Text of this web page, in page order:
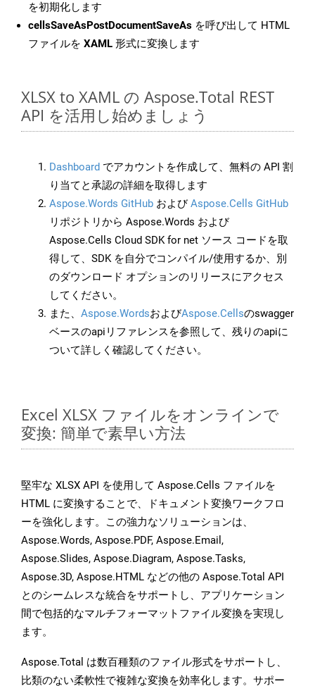
を初期化します
cellsSaveAsPostDocumentSaveAs を呼び出して HTML
ファイルを XAML 形式に変換します
XLSX to XAML の Aspose.Total REST
API を活用し始めましょう
Dashboard でアカウントを作成して、無料の API 割
り当てと承認の詳細を取得します
Aspose.Words GitHub およびAspose.Cells GitHub
リポジトリから Aspose.Words および
Aspose.Cells Cloud SDK for net ソース コードを取
得して、SDK を自分でコンパイル/使用するか、別
のダウンロード オプションのリリースにアクセス
してください。
また、 Aspose.WordsおよびAspose.Cellsのswagger
ベースのapiリファレンスを参照して、残りのapiに
ついて詳しく確認してください。
Excel XLSX ファイルをオンラインで
変換: 簡単で素早い方法
堅牢な XLSX API を使用して Aspose.Cells ファイルを
HTML に変換することで、ドキュメント変換ワークフロ
ーを強化します。この強力なソリューションは、
Aspose.Words, Aspose.PDF, Aspose.Email,
Aspose.Slides, Aspose.Diagram, Aspose.Tasks,
Aspose.3D, Aspose.HTML などの他の Aspose.Total API
とのシームレスな統合をサポートし、アプリケーション
間で包括的なマルチフォーマットファイル変換を実現し
ます。
Aspose.Total は数百種類のファイル形式をサポートし、
比類のない柔軟性で複雑な変換を効率化します。サポー